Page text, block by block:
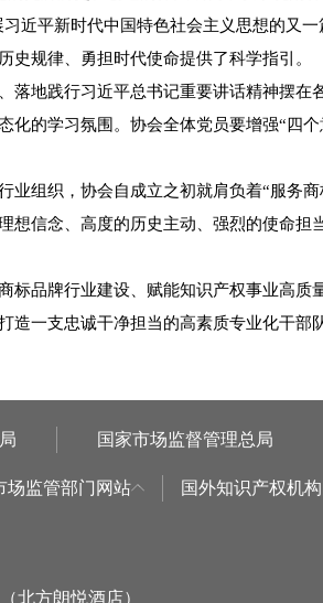
近平新时代中国特色社会主义思想的又
规律、勇担时代使命提供了科学指引。
落地践行习近平总书记重要讲话精神摆
的学习氛围。协会全体党员要增强“四
组织，协会自成立之初就肩负着“服务
信念、高度的历史主动、强烈的使命
标品牌行业建设、赋能知识产权事业高
一支忠诚干净担当的高素质专业化干部
国家市场监督管理总局
场监管部门网站 国外知识产权机
北方朗悦酒店）